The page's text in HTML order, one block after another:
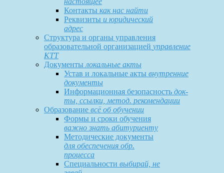
Контакты как нас найти
Реквизиты и юридический
адрес
Структура и органы управления
образовательной организацией управление
КТТ
Документы локальные акты
Устав и локальные акты внутренние
документы
Информационная безопасность док-
ты, ссылки, метод. рекомендации
Образование всё об обучении
Формы и сроки обучения
важно знать абитуриенту
Методические документы
для обеспечения обр.
процесса
Специальности выбирай, не